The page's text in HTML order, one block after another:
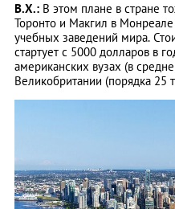
В.Х.: В этом плане в стране
Торонто и Макгил в
учебных заведений мира.
стартует с 5000 долларов в
американских вузах (в
Великобритании (порядка 25